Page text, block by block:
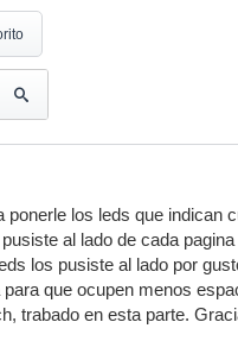
los leds que indican
al lado de cada
los pusiste al lado por
que ocupen menos
trabado en esta parte.